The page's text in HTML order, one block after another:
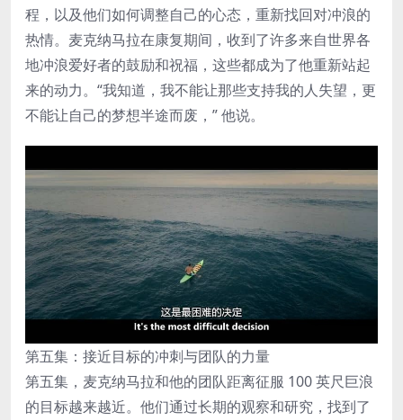
程，以及他们如何调整自己的心态，重新找回对冲浪的
热情。麦克纳马拉在康复期间，收到了许多来自世界各
地冲浪爱好者的鼓励和祝福，这些都成为了他重新站起
来的动力。“我知道，我不能让那些支持我的人失望，更
不能让自己的梦想半途而废，” 他说。
第五集：接近目标的冲刺与团队的力量
第五集，麦克纳马拉和他的团队距离征服 100 英尺巨浪
的目标越来越近。他们通过长期的观察和研究，找到了